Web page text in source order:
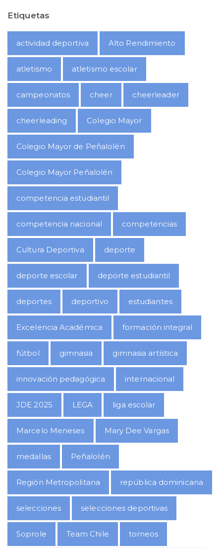
Etiquetas
actividad deportiva Alto Rendimiento
atletismo atletismo escolar
campeonatos cheer cheerleader
cheerleading Colegio Mayor
Colegio Mayor de Peñalolén
Colegio Mayor Peñalolén
competencia estudiantil
competencia nacional competencias
Cultura Deportiva deporte
deporte escolar deporte estudiantil
deportes deportivo estudiantes
Excelencia Académica formación integral
fútbol gimnasia gimnasia artística
innovación pedagógica internacional
JDE 2025 LEGA liga escolar
Marcelo Meneses Mary Dee Vargas
medallas Peñalolén
Región Metropolitana república dominicana
selecciones selecciones deportivas
Soprole Team Chile torneos